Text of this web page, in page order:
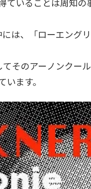
は、「ローエング
そのアーノンクー
ます。